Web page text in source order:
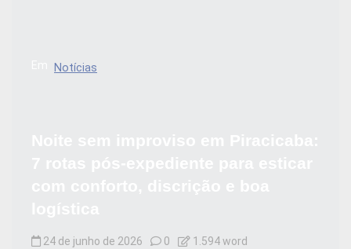
Notícias
24 de junho de 2026 0 1.594 word